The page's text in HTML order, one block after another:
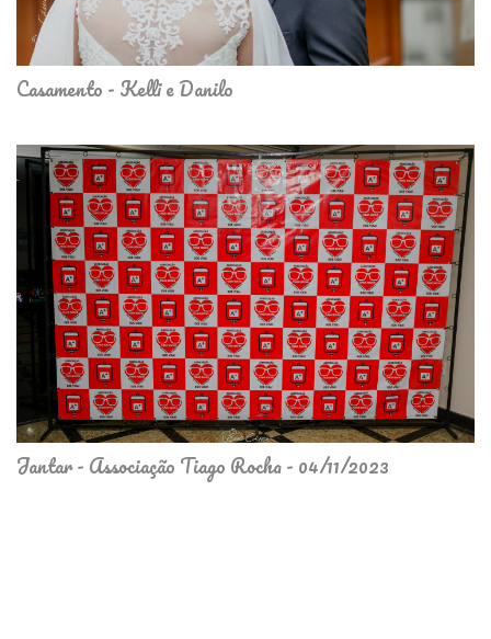
Casamento - Kelli e Danilo
Jantar - Associação Tiago Rocha - 04/11/2023